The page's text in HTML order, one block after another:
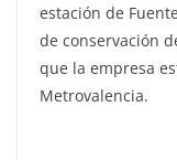
estación de
de conservación
que la empresa
Metrovalencia.